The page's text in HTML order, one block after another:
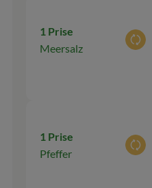
1 Prise
Meersalz
1 Prise
Pfeffer